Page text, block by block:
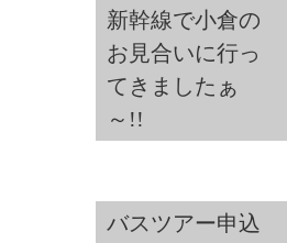
新幹線で小倉の
お見合いに行っ
てきましたぁ
～!!
バスツアー申込